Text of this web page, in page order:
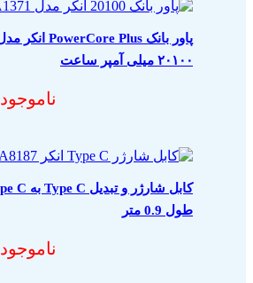
۲۰۱۰۰ میلی آمپر ساعت
ناموجود
طول 0.9 متر
ناموجود